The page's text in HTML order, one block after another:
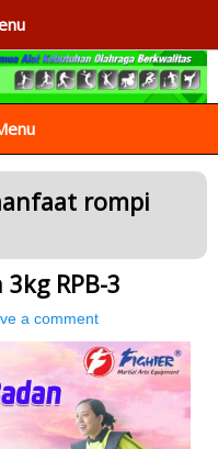
di Indonesia
rompi
RPB-3
a comment